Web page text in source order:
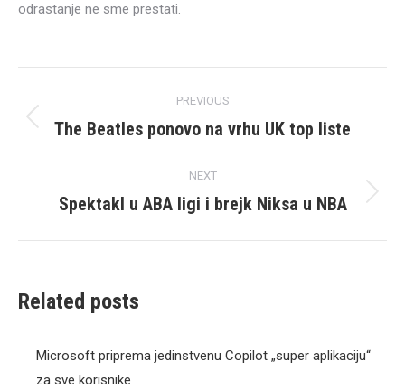
odrastanje ne sme prestati.
navigation
PREVIOUS
Previous
The Beatles ponovo na vrhu UK top liste
NEXT
Next
Spektakl u ABA ligi i brejk Niksa u NBA
Related posts
Microsoft priprema jedinstvenu Copilot „super aplikaciju“
za sve korisnike